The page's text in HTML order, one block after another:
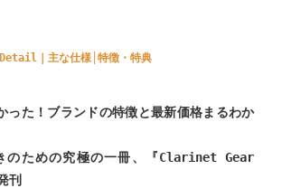
Detail｜主な仕様│特徴・特典
った！ブランドの特徴と最新価格まるわか
のための究極の一冊、『Clarinet Gear
刊